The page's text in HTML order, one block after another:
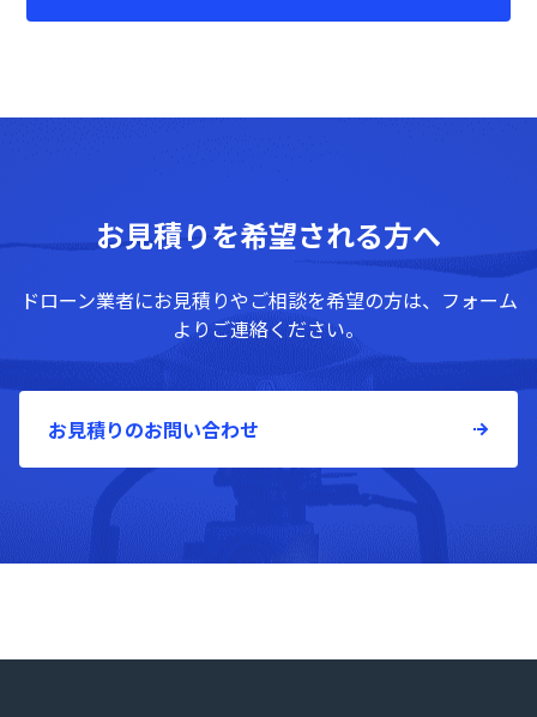
お見積りを希望される方へ
ドローン業者にお見積りやご相談を希望の方は、フォーム
よりご連絡ください。
お見積りのお問い合わせ